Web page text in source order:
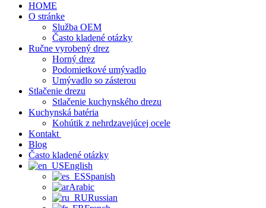
HOME
O stránke
Služba OEM
Často kladené otázky
Ručne vyrobený drez
Horný drez
Podomietkové umývadlo
Umývadlo so zásterou
Stlačenie drezu
Stlačenie kuchynského drezu
Kuchynská batéria
Kohútik z nehrdzavejúcej ocele
Kontakt
Blog
Často kladené otázky
English
Spanish
Arabic
Russian